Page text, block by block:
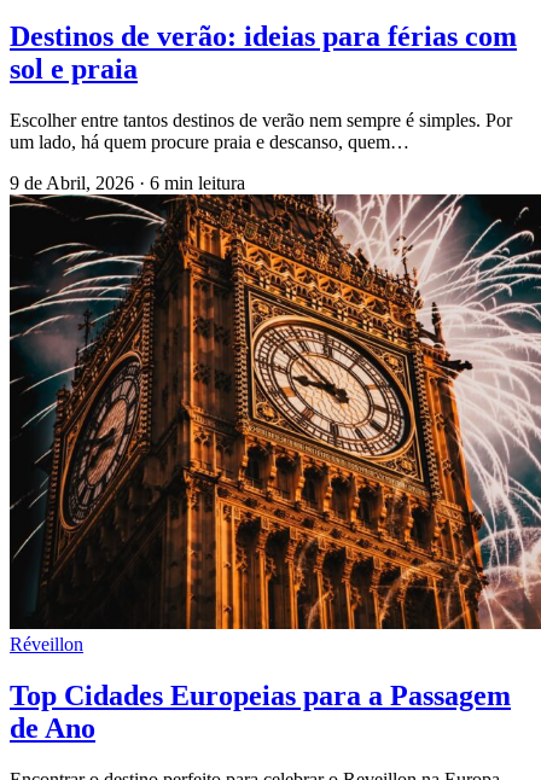
Destinos de verão: ideias para férias com
sol e praia
Escolher entre tantos destinos de verão nem sempre é simples. Por
um lado, há quem procure praia e descanso, quem…
9 de Abril, 2026 · 6 min leitura
Réveillon
Top Cidades Europeias para a Passagem
de Ano